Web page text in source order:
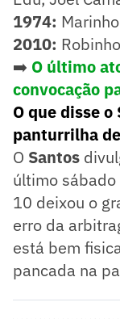
1974:
2010: Robinho
➡️ O último
convocação
O que disse
panturrilha
O Santos
último
10 deixou o
erro da
está bem
pancada na